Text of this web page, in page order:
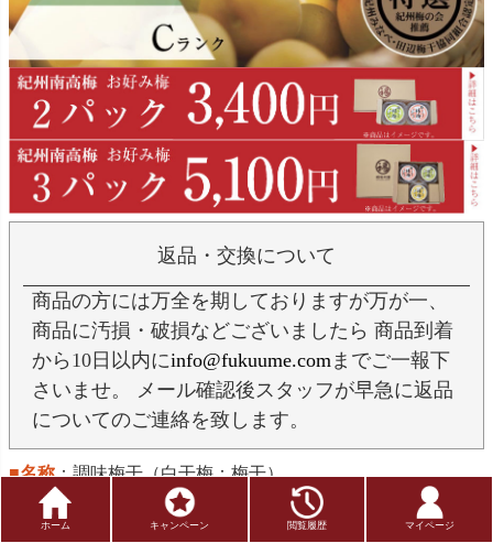
返品・交換について
商品の方には万全を期しておりますが万が一、
商品に汚損・破損などございましたら 商品到着
から10日以内にinfo@fukuume.comまでご一報下
さいませ。 メール確認後スタッフが早急に返品
についてのご連絡を致します。
■名称：調味梅干（白干梅：梅干）
■品名：お好みの梅干3パックセット
ホーム キャンペーン 閲覧履歴 マイページ